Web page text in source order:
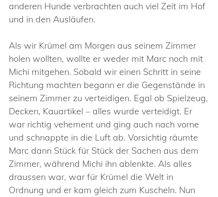
anderen Hunde verbrachten auch viel Zeit im Hof
und in den Ausläufen.
Als wir Krümel am Morgen aus seinem Zimmer
holen wollten, wollte er weder mit Marc noch mit
Michi mitgehen. Sobald wir einen Schritt in seine
Richtung machten begann er die Gegenstände in
seinem Zimmer zu verteidigen. Egal ob Spielzeug,
Decken, Kauartikel – alles wurde verteidigt. Er
war richtig vehement und ging auch nach vorne
und schnappte in die Luft ab. Vorsichtig räumte
Marc dann Stück für Stück der Sachen aus dem
Zimmer, während Michi ihn ablenkte. Als alles
draussen war, war für Krümel die Welt in
Ordnung und er kam gleich zum Kuscheln. Nun